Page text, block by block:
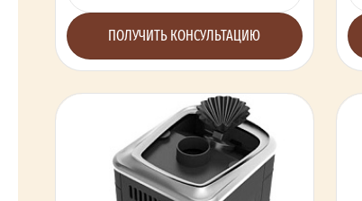
ПОЛУЧИТЬ КОНСУЛЬТАЦИЮ